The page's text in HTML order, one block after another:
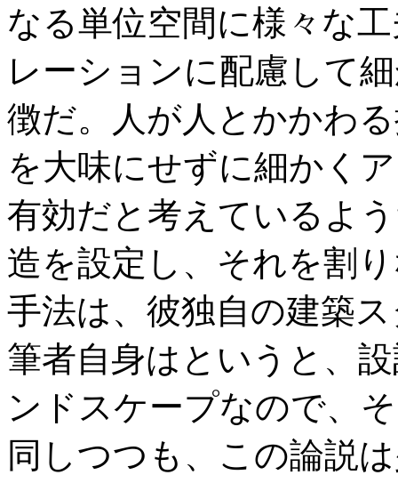
なる単位空間に様々な
レーションに配慮して
徴だ。人が人とかかわ
を大味にせずに細かく
有効だと考えているよ
造を設定し、それを割
手法は、彼独自の建築
筆者自身はというと、
ンドスケープなので、
同しつつも、この論説